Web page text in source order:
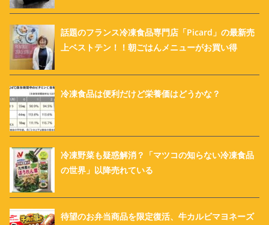
話題のフランス冷凍食品専門店「Picard」の最新売
上ベストテン！！朝ごはんメニューがお買い得
冷凍食品は便利だけど栄養価はどうかな？
冷凍野菜も疑惑解消？「マツコの知らない冷凍食品
の世界」以降売れている
待望のお弁当商品を限定復活、牛カルビマヨネーズ